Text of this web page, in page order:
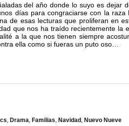
del año donde lo suyo es dejar
días para congraciarse con la
de esas lecturas que proliferan en
que nos ha traído recientemente la
a la que nos tienen siempre
ella como si fueras un puto oso…
, Drama, Familias, Navidad , Nuevo Nueve